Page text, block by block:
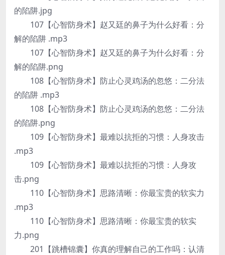
的陷阱.jpg
107【心智防身术】赵又廷的鼻子为什么好看：分
解的陷阱 .mp3
107【心智防身术】赵又廷的鼻子为什么好看：分
解的陷阱.png
108【心智防身术】防止心灵鸡汤的忽悠：二分法
的陷阱 .mp3
108【心智防身术】防止心灵鸡汤的忽悠：二分法
的陷阱.png
109【心智防身术】最难以抗拒的习惯：人身攻击
.mp3
109【心智防身术】最难以抗拒的习惯：人身攻
击.png
110【心智防身术】思路清晰：你最宝贵的软实力
.mp3
110【心智防身术】思路清晰：你最宝贵的软实
力.png
201【跳槽锦囊】你真的理解自己的工作吗：认清